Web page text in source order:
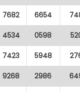
7682 6654
4534 0598
7423 5948
9268 2986